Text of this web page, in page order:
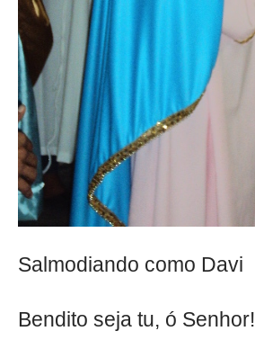
Salmodiando como Davi
Bendito seja tu, ó Senhor!